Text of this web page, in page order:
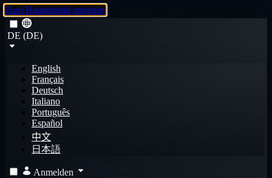
Zum Hauptinhalt springen
DE (DE)
English
Français
Deutsch
Italiano
Português
Español
中文
日本語
Anmelden